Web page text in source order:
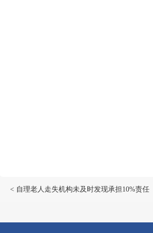
< 自理老人走失机构未及时发现承担10%责任